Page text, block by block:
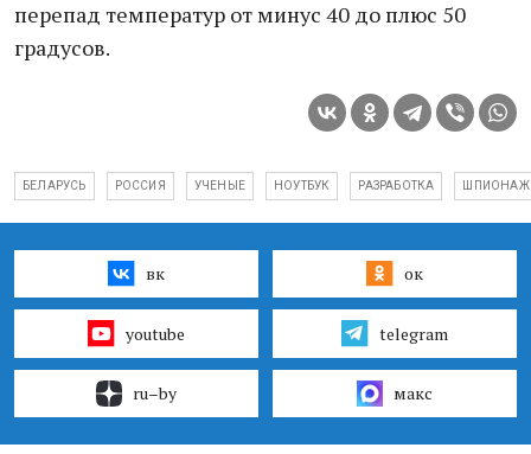
перепад температур от минус 40 до плюс 50
градусов.
БЕЛАРУСЬ РОССИЯ УЧЕНЫЕ НОУТБУК РАЗРАБОТКА ШПИОНАЖ
вк ок
youtube telegram
ru–by макс